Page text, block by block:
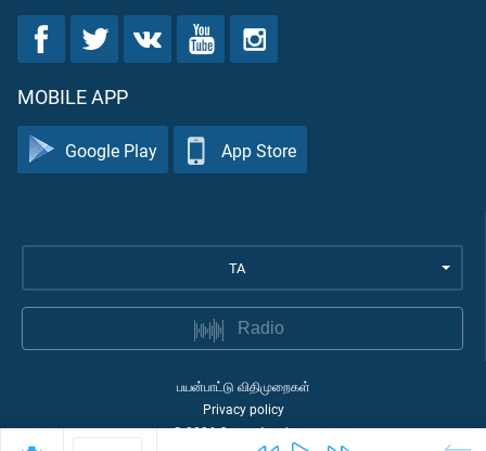
MOBILE APP
Google Play App Store
TA
Radio
பயன்பாட்டு விதிமுறைகள்
Privacy policy
©2026Quran Academy